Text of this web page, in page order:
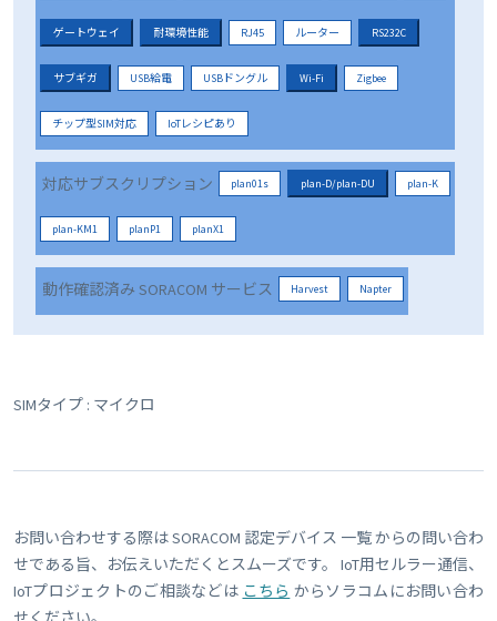
ゲートウェイ 耐環境性能 RJ45 ルーター RS232C
サブギガ USB給電 USBドングル Wi-Fi Zigbee
チップ型SIM対応 IoTレシピあり
対応サブスクリプション plan01s plan-D/plan-DU plan-K
plan-KM1 planP1 planX1
動作確認済み SORACOM サービス Harvest Napter
SIMタイプ : マイクロ
お問い合わせする際は SORACOM 認定デバイス 一覧 からの問い合わ
せである旨、お伝えいただくとスムーズです。 IoT用セルラー通信、
IoTプロジェクトのご相談などは こちら からソラコムにお問い合わ